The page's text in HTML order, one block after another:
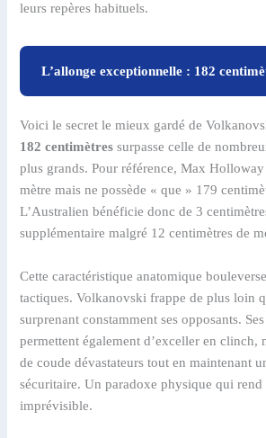
leurs repères habituels.
L’allonge exceptionnelle : 182
Voici le secret le mieux gardé de
182 centimètres surpasse celle de
plus grands. Pour référence, Max
mètre mais ne possède « que » 179
L’Australien bénéficie donc de 3
supplémentaire malgré 12 centimètres de
Cette caractéristique anatomique
tactiques. Volkanovski frappe de plus loin
surprenant constamment ses opposants.
permettent également d’exceller en clinch,
de coude dévastateurs tout en maintenant
sécuritaire. Un paradoxe physique qui rend
imprévisible.